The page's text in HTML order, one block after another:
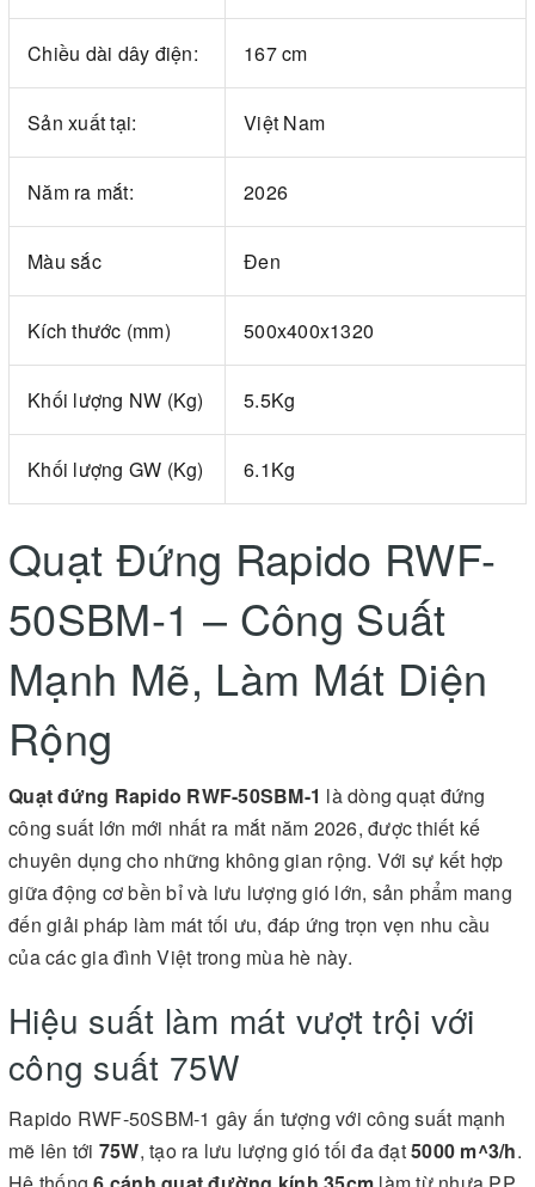
Chiều dài dây điện: 167 cm
Sản xuất tại: Việt Nam
Năm ra mắt: 2026
Màu sắc Đen
Kích thước (mm) 500x400x1320
Khối lượng NW (Kg) 5.5Kg
Khối lượng GW (Kg) 6.1Kg
Quạt Đứng Rapido RWF-
50SBM-1 – Công Suất
Mạnh Mẽ, Làm Mát Diện
Rộng
Quạt đứng Rapido RWF-50SBM-1 là dòng quạt đứng
công suất lớn mới nhất ra mắt năm 2026, được thiết kế
chuyên dụng cho những không gian rộng. Với sự kết hợp
giữa động cơ bền bỉ và lưu lượng gió lớn, sản phẩm mang
đến giải pháp làm mát tối ưu, đáp ứng trọn vẹn nhu cầu
của các gia đình Việt trong mùa hè này.
Hiệu suất làm mát vượt trội với
công suất 75W
Rapido RWF-50SBM-1 gây ấn tượng với công suất mạnh
mẽ lên tới 75W, tạo ra lưu lượng gió tối đa đạt5000 m^3/h.